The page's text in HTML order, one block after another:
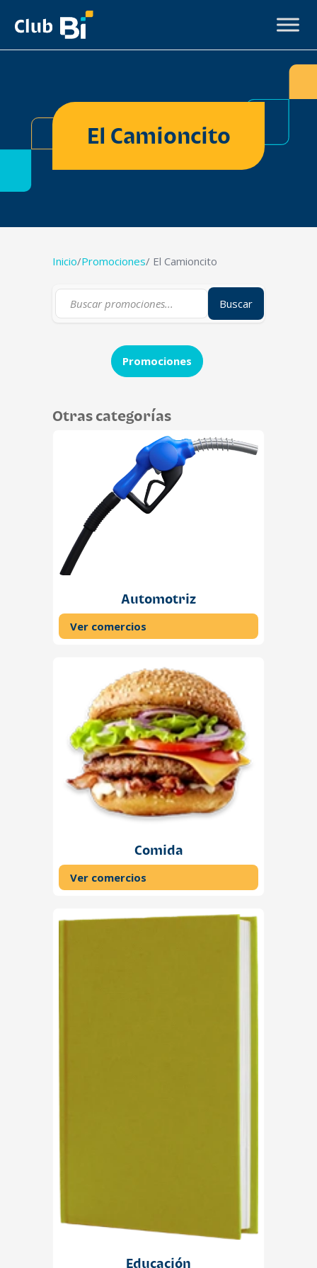
El Camioncito
Inicio/Promociones/ El Camioncito
Buscar
Promociones
Otras categorías
Automotriz
Ver comercios
Comida
Ver comercios
Educación